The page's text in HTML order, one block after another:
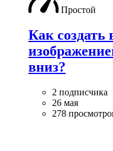
Простой
Как создать
вниз?
2 подписчика
26 мая
278